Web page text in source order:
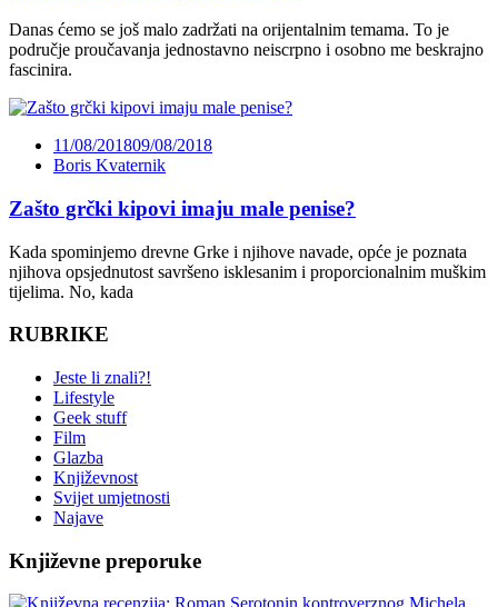
Danas ćemo se još malo zadržati na orijentalnim temama. To je
područje proučavanja jednostavno neiscrpno i osobno me beskrajno
fascinira.
11/08/201809/08/2018
Boris Kvaternik
Zašto grčki kipovi imaju male penise?
Kada spominjemo drevne Grke i njihove navade, opće je poznata
njihova opsjednutost savršeno isklesanim i proporcionalnim muškim
tijelima. No, kada
RUBRIKE
Jeste li znali?!
Lifestyle
Geek stuff
Film
Glazba
Književnost
Svijet umjetnosti
Najave
Književne preporuke